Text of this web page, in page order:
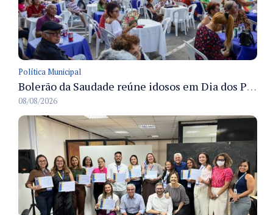
Política Municipal
Bolerão da Saudade reúne idosos em Dia dos Pais promovido pela Fundação Dr. Thomas em Manaus
08/08/2026